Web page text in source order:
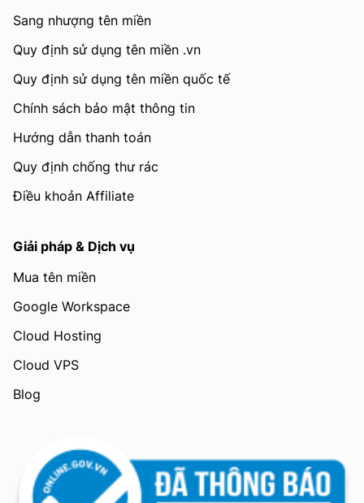
Sang nhượng tên miền
Quy định sử dụng tên miền .vn
Quy định sử dụng tên miền quốc tế
Chính sách bảo mật thông tin
Hướng dẫn thanh toán
Quy định chống thư rác
Điều khoản Affiliate
Giải pháp & Dịch vụ
Mua tên miền
Google Workspace
Cloud Hosting
Cloud VPS
Blog